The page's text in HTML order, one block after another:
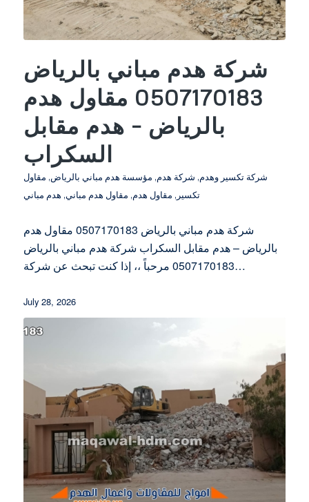
شركة هدم مباني بالرياض
0507170183 مقاول هدم
بالرياض – هدم مقابل
السكراب
شركة تكسير وهدم, شركة هدم, مؤسسة هدم مباني بالرياض, مقاول
تكسير , مقاول هدم, مقاول هدم مباني, هدم مباني
شركة هدم مباني بالرياض 0507170183 مقاول هدم
بالرياض – هدم مقابل السكراب شركة هدم مباني بالرياض
0507170183 مرحباً ،، إذا كنت تبحث عن شركة…
July 28, 2026